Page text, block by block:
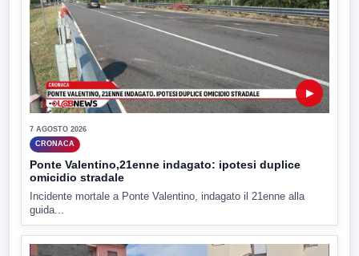
▶
7 AGOSTO 2026
CRONACA
Ponte Valentino,21enne indagato: ipotesi duplice
omicidio stradale
Incidente mortale a Ponte Valentino, indagato il 21enne alla
guida...